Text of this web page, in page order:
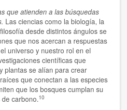
que atienden a las búsquedas
Las ciencias como la biología, la
desde distintos ángulos se
que nos acercan a respuestas
universo y nuestro rol en el
científicas que
plantas se alían para crear
que conectan a las especies
que los bosques cumplan su
carbono.10